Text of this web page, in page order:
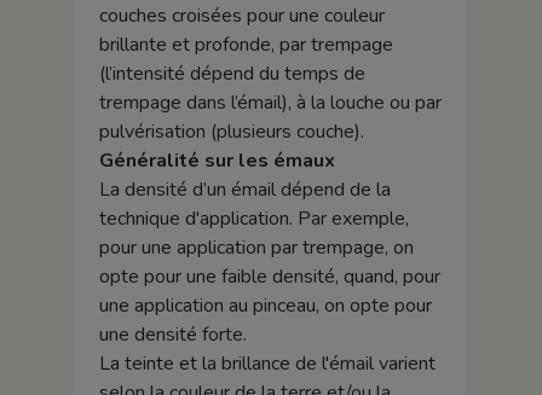
couches croisées pour une couleur
brillante et profonde, par trempage
(l’intensité dépend du temps de
trempage dans l’émail), à la louche ou par
pulvérisation (plusieurs couche).
Généralité sur les émaux
La densité d’un émail dépend de la
technique d'application. Par exemple,
pour une application par trempage, on
opte pour une faible densité, quand, pour
une application au pinceau, on opte pour
une densité forte.
La teinte et la brillance de l'émail varient